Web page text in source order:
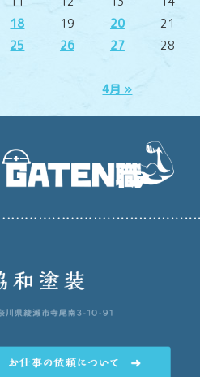
4月 »
18 19 20
21
25 26 27
28